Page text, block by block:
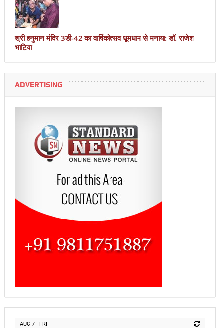
श्री हनुमान मंदिर 3डी-42 का वार्षिकोत्सव धूमधाम से मनाया: डॉ. राजेश
भाटिया
ADVERTISING
AUG 7 - FRI